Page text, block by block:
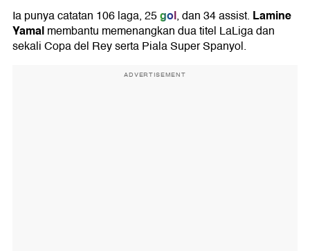
Ia punya catatan 106 laga, 25gol, dan 34 assist. Lamine
Yamalmembantu memenangkan dua titel LaLiga dan
sekali Copa del Rey serta Piala Super Spanyol.
ADVERTISEMENT